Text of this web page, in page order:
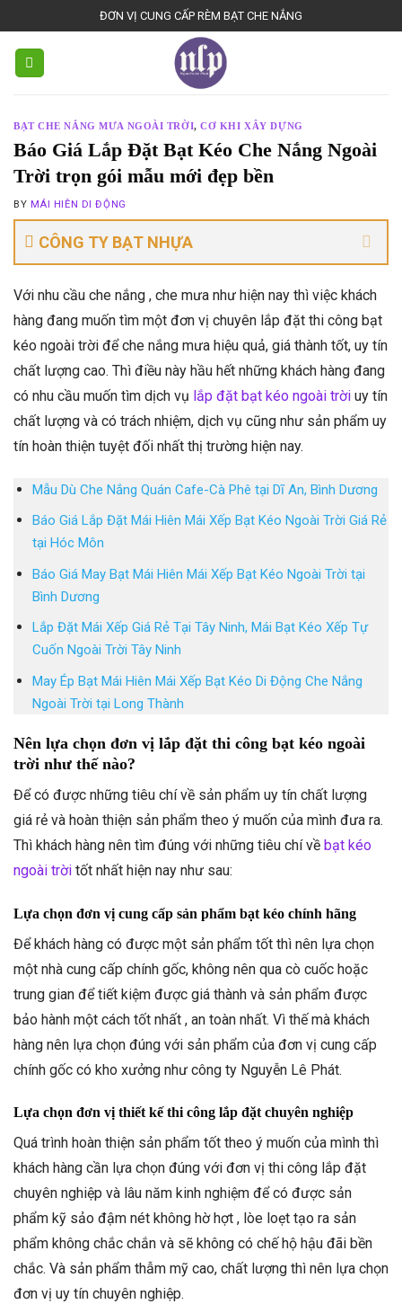
to
content
ĐƠN VỊ CUNG CẤP RÈM BẠT CHE NẮNG
BẠT CHE NẮNG MƯA NGOÀI TRỜI,CƠ KHI XÂY DỰNG
Báo Giá Lắp Đặt Bạt Kéo Che Nắng Ngoài
Trời trọn gói mẫu mới đẹp bền
BY MÁI HIÊN DI ĐỘNG
CÔNG TY BẠT NHỰA
Với nhu cầu che nắng , che mưa như hiện nay thì việc khách
hàng đang muốn tìm một đơn vị chuyên lắp đặt thi công bạt
kéo ngoài trời để che nắng mưa hiệu quả, giá thành tốt, uy tín
chất lượng cao. Thì điều này hầu hết những khách hàng đang
có nhu cầu muốn tìm dịch vụ lắp đặt bạt kéo ngoài trời uy tín
chất lượng và có trách nhiệm, dịch vụ cũng như sản phẩm uy
tín hoàn thiện tuyệt đối nhất thị trường hiện nay.
Mẫu Dù Che Nắng Quán Cafe-Cà Phê tại Dĩ An, Bình Dương
Báo Giá Lắp Đặt Mái Hiên Mái Xếp Bạt Kéo Ngoài Trời Giá Rẻ
tại Hóc Môn
Báo Giá May Bạt Mái Hiên Mái Xếp Bạt Kéo Ngoài Trời tại
Bình Dương
Lắp Đặt Mái Xếp Giá Rẻ Tại Tây Ninh, Mái Bạt Kéo Xếp Tự
Cuốn Ngoài Trời Tây Ninh
May Ép Bạt Mái Hiên Mái Xếp Bạt Kéo Di Động Che Nắng
Ngoài Trời tại Long Thành
Nên lựa chọn đơn vị lắp đặt thi công bạt kéo ngoài
trời như thế nào?
Để có được những tiêu chí về sản phẩm uy tín chất lượng
giá rẻ và hoàn thiện sản phẩm theo ý muốn của mình đưa ra.
Thì khách hàng nên tìm đúng với những tiêu chí về bạt kéo
ngoài trời tốt nhất hiện nay như sau:
Lựa chọn đơn vị cung cấp sản phẩm bạt kéo chính hãng
Để khách hàng có được một sản phẩm tốt thì nên lựa chọn
một nhà cung cấp chính gốc, không nên qua cò cuốc hoặc
trung gian để tiết kiệm được giá thành và sản phẩm được
bảo hành một cách tốt nhất , an toàn nhất. Vì thế mà khách
hàng nên lựa chọn đúng với sản phẩm của đơn vị cung cấp
chính gốc có kho xưởng như công ty Nguyễn Lê Phát.
Lựa chọn đơn vị thiết kế thi công lắp đặt chuyên nghiệp
Quá trình hoàn thiện sản phẩm tốt theo ý muốn của mình thì
khách hàng cần lựa chọn đúng với đơn vị thi công lắp đặt
chuyên nghiệp và lâu năm kinh nghiệm để có được sản
phẩm kỹ sảo đậm nét không hờ hợt , lòe loẹt tạo ra sản
phẩm không chắc chắn và sẽ không có chế hộ hậu đãi bền
chắc. Và sản phẩm thẫm mỹ cao, chất lượng thì nên lựa chọn
đơn vị uy tín chuyên nghiệp.